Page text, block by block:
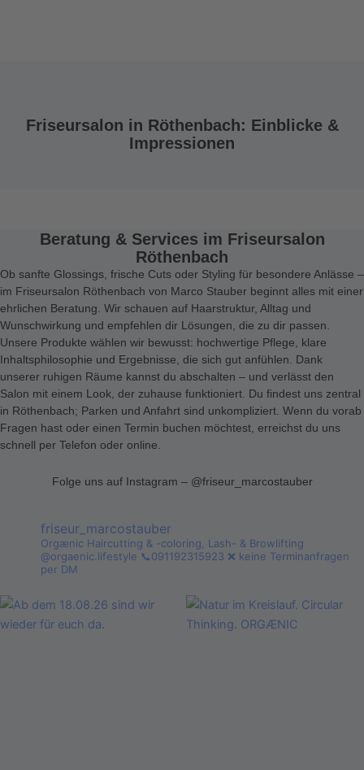
Friseursalon in Röthenbach: Einblicke &
Impressionen
Beratung & Services im Friseursalon
Röthenbach
Ob sanfte Glossings, frische Cuts oder Styling für besondere Anlässe –
im Friseursalon Röthenbach von Marco Stauber beginnt alles mit einer
ehrlichen Beratung. Wir schauen auf Haarstruktur, Alltag und
Wunschwirkung und empfehlen dir Lösungen, die zu dir passen.
Unsere Produkte wählen wir bewusst: hochwertige Pflege, klare
Inhaltsphilosophie und Ergebnisse, die sich gut anfühlen. Dank
unserer ruhigen Räume kannst du abschalten – und verlässt den
Salon mit einem Look, der zuhause funktioniert. Du findest uns zentral
in Röthenbach; Parken und Anfahrt sind unkompliziert. Wenn du vorab
Fragen hast oder einen Termin buchen möchtest, erreichst du uns
schnell per Telefon oder online.
Folge uns auf Instagram – @friseur_marcostauber
friseur_marcostauber
Orgænic Haircutting & -coloring, Lash- & Browlifting
@orgaenic.lifestyle 📞091192315923 ❌ keine Terminanfragen
per DM